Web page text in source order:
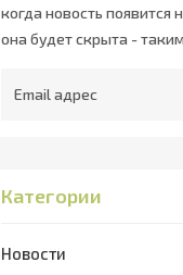
когда новость появится
она будет скрыта -
Категории
Новости